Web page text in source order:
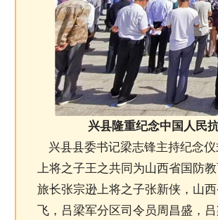
兴县隆重纪念中国人民
兴县县委书记梁志锋主持纪念
上将之子王之共同为山西省国防
旅长张宗逊上将之子张新侠，山
飞，吕梁军分区司令员周昌盛，